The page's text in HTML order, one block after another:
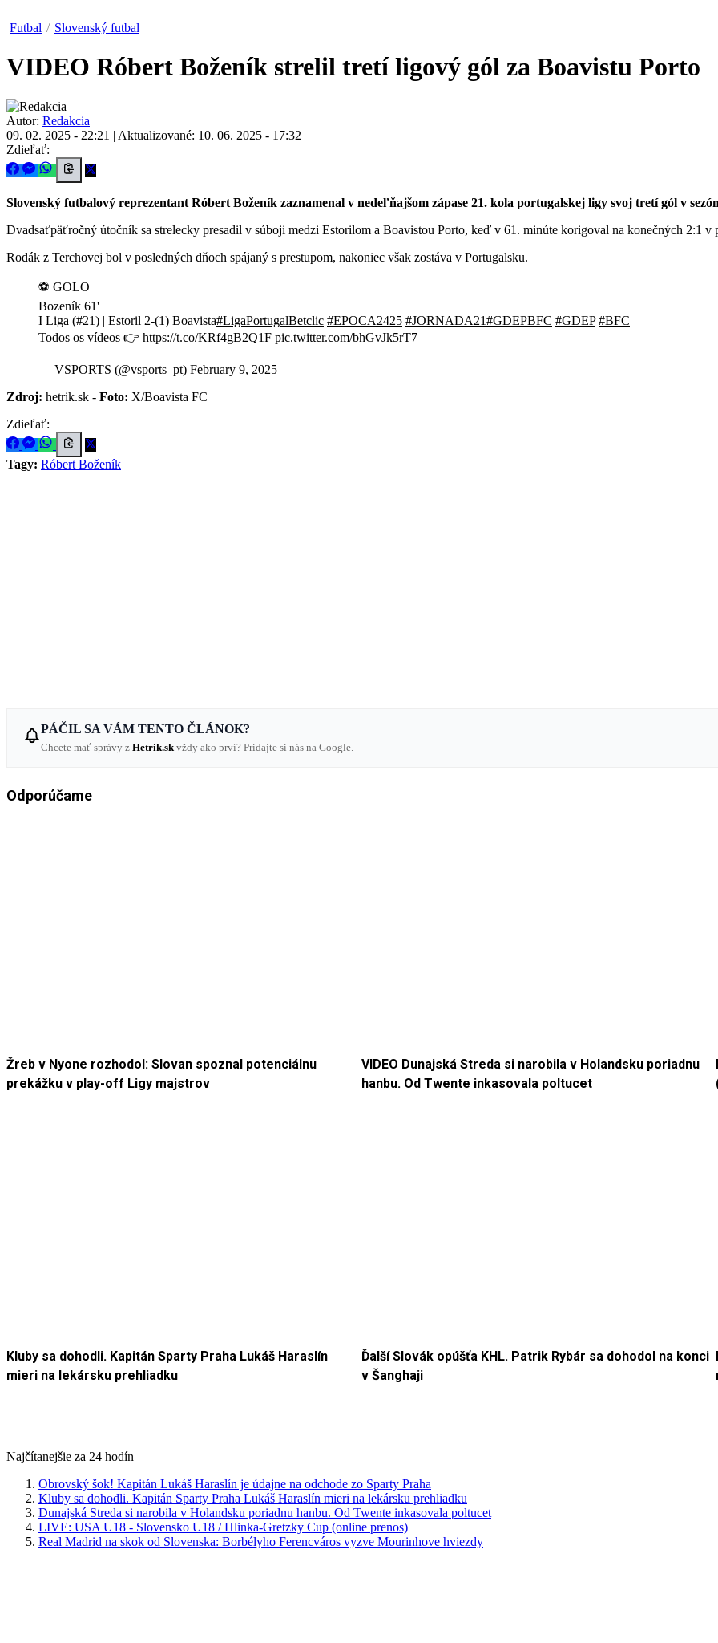
Futbal / Slovenský futbal
VIDEO Róbert Boženík strelil tretí ligový gól za Boavistu Porto
Autor: Redakcia
09. 02. 2025 - 22:21 | Aktualizované: 10. 06. 2025 - 17:32
Zdieľať:
Slovenský futbalový reprezentant Róbert Boženík zaznamenal v nedeľňajšom zápase 21. kola portugalskej ligy svoj tretí gól v
Dvadsaťpäťročný útočník sa strelecky presadil v súboji medzi Estorilom a Boavistou Porto, keď v 61. minúte korigoval na konečných 2:1 v
Rodák z Terchovej bol v posledných dňoch spájaný s prestupom, nakoniec však zostáva v Portugalsku.
⚽ GOLO
Bozeník 61'
I Liga (#21) | Estoril 2-(1) Boavista#LigaPortugalBetclic #EPOCA2425 #JORNADA21#GDEPBFC #GDEP #BFC
Todos os vídeos 👉 https://t.co/KRf4gB2Q1F pic.twitter.com/bhGvJk5rT7
— VSPORTS (@vsports_pt) February 9, 2025
Zdroj: hetrik.sk - Foto: X/Boavista FC
Zdieľať:
Tagy: Róbert Boženík
PÁČIL SA VÁM TENTO ČLÁNOK?
Chcete mať správy z Hetrik.sk vždy ako prví? Pridajte si nás na Google.
Odporúčame
Žreb v Nyone rozhodol: Slovan spoznal potenciálnu
prekážku v play-off Ligy majstrov
VIDEO Dunajská Streda si narobila v Holandsku poriadnu
hanbu. Od Twente inkasovala poltucet
Kluby sa dohodli. Kapitán Sparty Praha Lukáš Haraslín
mieri na lekársku prehliadku
Ďalší Slovák opúšťa KHL. Patrik Rybár sa dohodol na konci
v Šanghaji
Najčítanejšie za 24 hodín
Obrovský šok! Kapitán Lukáš Haraslín je údajne na odchode zo Sparty Praha
Kluby sa dohodli. Kapitán Sparty Praha Lukáš Haraslín mieri na lekársku prehliadku
Dunajská Streda si narobila v Holandsku poriadnu hanbu. Od Twente inkasovala poltucet
LIVE: USA U18 - Slovensko U18 / Hlinka-Gretzky Cup (online prenos)
Real Madrid na skok od Slovenska: Borbélyho Ferencváros vyzve Mourinhove hviezdy